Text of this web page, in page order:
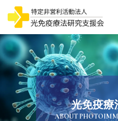
光免疫療
ABOUT